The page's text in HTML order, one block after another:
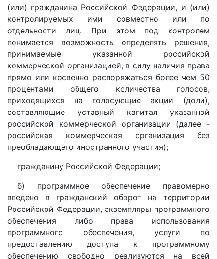
(или) гражданина Российской Федерации, и (или)
контролируемых ими совместно или по
отдельности лиц. При этом под контролем
понимается возможность определять решения,
принимаемые указанной российской
коммерческой организацией, в силу наличия права
прямо или косвенно распоряжаться более чем 50
процентами общего количества голосов,
приходящихся на голосующие акции (доли),
составляющие уставный капитал указанной
российской коммерческой организации (далее -
российская коммерческая организация без
преобладающего иностранного участия);
гражданину Российской Федерации;
б) программное обеспечение правомерно
введено в гражданский оборот на территории
Российской Федерации, экземпляры программного
обеспечения либо права использования
программного обеспечения, услуги по
предоставлению доступа к программному
обеспечению свободно реализуются на всей